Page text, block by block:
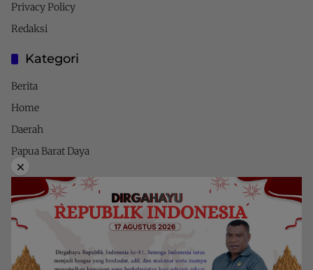
Privacy Policy
Redaksi
Kategori
Berita
Home
Daerah
Papua Barat Daya
Privacy Policy Indeks Berita Pedoman Media Siber
×